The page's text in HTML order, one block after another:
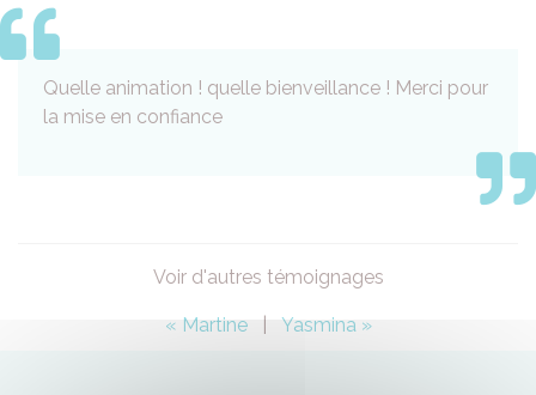
Quelle animation ! quelle bienveillance ! Merci pour
la mise en confiance
Voir d'autres témoignages
« Martine| Yasmina »